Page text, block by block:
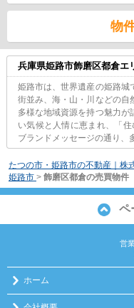
物
兵庫県姫路市飾磨区都倉エ
姫路市は、世界遺産の姫路城
街並み、海・山・川などの自
多様な地域資源を持つ魅力
い気候と人情に恵まれ、「住
ブランドメッセージの通り、
たつの市・姫路市の不動産｜株
姫路市 > 飾磨区都倉の売買物件
ペ
営
ホーム